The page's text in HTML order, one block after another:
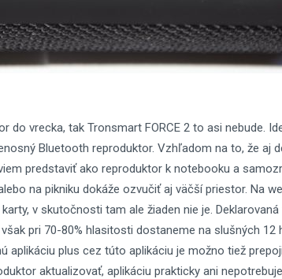
do vrecka, tak Tronsmart FORCE 2 to asi nebude.
Bluetooth reproduktor. Vzhľadom na to, že aj
predstaviť ako reproduktor k notebooku a
na pikniku dokáže ozvučiť aj väčší priestor. Na
v skutočnosti tam ale žiaden nie je. Deklarovaná
pri 70-80% hlasitosti dostaneme na slušných 12
aplikáciu plus cez túto aplikáciu je možno tiež
aktualizovať, aplikáciu prakticky ani